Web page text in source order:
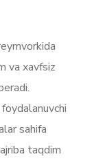
va xavfsiz
sahifa
taqdim